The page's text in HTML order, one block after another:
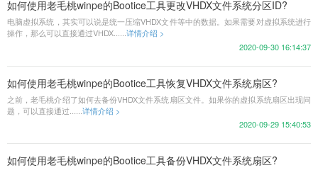
如何使用老毛桃winpe的Bootice工具更改VHDX文件系统分区ID?
电脑虚拟系统，其实可以说是统一压缩VHDX文件等中的数据。如果需要对虚拟系统进行
操作，那么可以直接通过VHDX......详情介绍 >
2020-09-30 16:14:37
如何使用老毛桃winpe的Bootice工具恢复VHDX文件系统扇区?
之前，老毛桃介绍了如何去备份VHDX文件系统扇区文件​。如果你的虚拟系统扇区出现问
题，可以直接通过...... 详情介绍 >
2020-09-29 15:40:53
如何使用老毛桃winpe的Bootice工具备份VHDX文件系统扇区?